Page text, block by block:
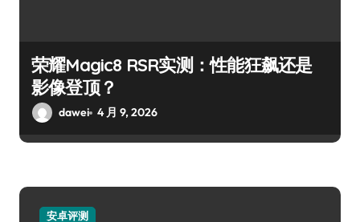
荣耀Magic8 RSR实测：性能狂飙还是
影像登顶？
dawei 4 月 9, 2026
安卓评测